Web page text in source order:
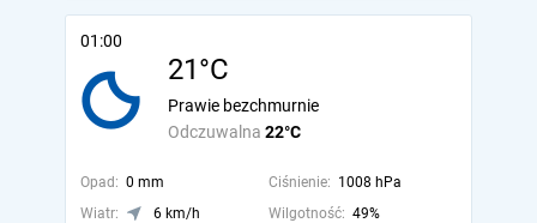
01:00
21°C
Odczuwalna 22°C
Prawie bezchmurnie
Opad: 0 mm Ciśnienie: 1008 hPa
Wiatr:
6 km/h Wilgotność: 49%